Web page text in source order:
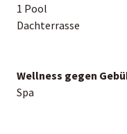
1 Pool
Dachterrasse
Wellness gegen
Spa